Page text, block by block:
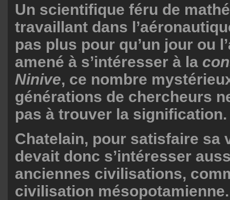
Un scientifique féru de
travaillant dans
pas plus pour qu’un jour ou
amené à s’intéresser à la
Ninive, ce nombre
générations de chercheurs
pas à trouver la signification.
Chatelain, pour satisfaire sa
devait donc s’intéresser
anciennes civilisations,
civilisation mésopotamienne.